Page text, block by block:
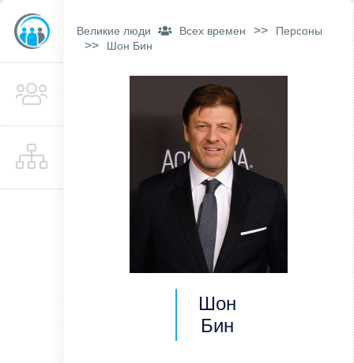
Великие люди Всех времен >> Персоны
>> Шон Бин
Шон
Бин